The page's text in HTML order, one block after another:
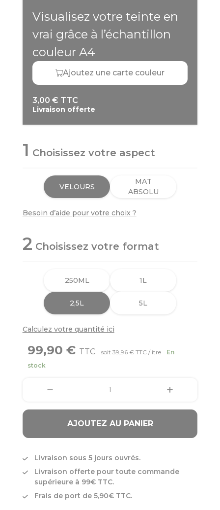
Visualisez votre teinte en
vrai grâce à l’échantillon
couleur A4
Ajoutez une carte couleur
3,00 € TTC
Livraison offerte
1 Choisissez votre aspect
VELOURS
MAT
ABSOLU
Besoin d’aide pour votre choix ?
2 Choisissez votre format
250ML 1L
2,5L 5L
Calculez votre quantité ici
99,90 € TTC soit 39,96 € TTC /litre
En
stock
AJOUTEZ AU PANIER
Livraison sous 5 jours ouvrés.
Livraison offerte pour toute commande
supérieure à 99€ TTC.
Frais de port de 5,90€ TTC.